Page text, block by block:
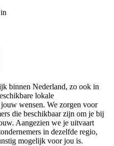
binnen Nederland, zo ook in
lokale
wensen. We zorgen voor
die beschikbaar zijn om je bij
Aangezien we je uitvaart
in dezelfde regio,
mogelijk voor jou is.